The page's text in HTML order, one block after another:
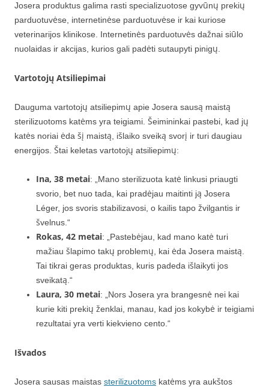
Josera produktus galima rasti specializuotose gyvūnų prekių
parduotuvėse, internetinėse parduotuvėse ir kai kuriose
veterinarijos klinikose. Internetinės parduotuvės dažnai siūlo
nuolaidas ir akcijas, kurios gali padėti sutaupyti pinigų.
Vartotojų Atsiliepimai
Dauguma vartotojų atsiliepimų apie Josera sausą maistą
sterilizuotoms katėms yra teigiami. Šeimininkai pastebi, kad jų
katės noriai ėda šį maistą, išlaiko sveiką svorį ir turi daugiau
energijos. Štai keletas vartotojų atsiliepimų:
Ina, 38 metai: „Mano sterilizuota katė linkusi priaugti
svorio, bet nuo tada, kai pradėjau maitinti ją Josera
Léger, jos svoris stabilizavosi, o kailis tapo žvilgantis ir
švelnus.“
Rokas, 42 metai: „Pastebėjau, kad mano katė turi
mažiau šlapimo takų problemų, kai ėda Josera maistą.
Tai tikrai geras produktas, kuris padeda išlaikyti jos
sveikatą.“
Laura, 30 metai: „Nors Josera yra brangesnė nei kai
kurie kiti prekių ženklai, manau, kad jos kokybė ir teigiami
rezultatai yra verti kiekvieno cento.“
Išvados
Josera sausas maistas sterilizuotoms katėms yra aukštos